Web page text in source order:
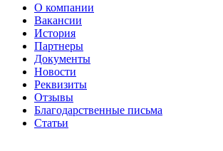
О компании
Вакансии
История
Партнеры
Документы
Новости
Реквизиты
Отзывы
Благодарственные письма
Статьи